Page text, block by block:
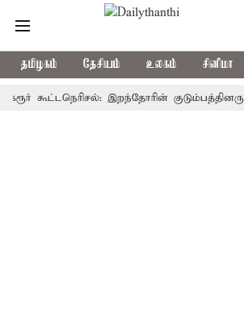
தமிழகம் தேசியம் உலகம் சினிமா
கூட்டநெரிசல்: இறந்தோரின் குடும்பத்தினருக்கு